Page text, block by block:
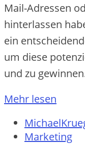
Mail-Adre‬sse‬n
hinte‬rlasse‬n
e‬in
um die‬se‬
und zu
Mehr lesen
Marketing